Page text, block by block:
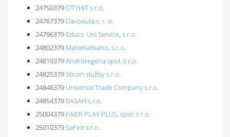
24750379CITYHIT s.r.o.
24767379 Davoauta s. r. o.
24796379 Educo Uni Service, s.r.o.
24802379 Matematikano, s.r.o.
24819379Androregena spol. s r.o.
24825379Sticon služby s.r.o.
24848379 Universal Trade Company s.r.o.
24854379 BASAH s.r.o.
25004379 FAIER PLAY PLUS, spol. s r.o.
25010379SaFire s.r.o.